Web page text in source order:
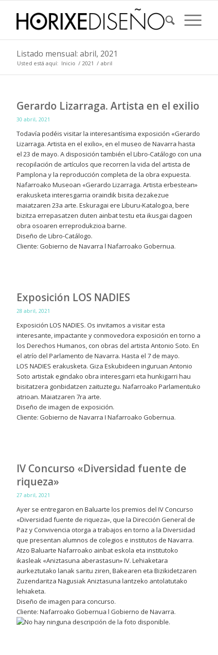
Listado mensual: abril, 2021
Usted está aquí: Inicio / 2021 / abril
Gerardo Lizarraga. Artista en el exilio
30 abril, 2021
Todavía podéis visitar la interesantísima exposición «Gerardo
Lizarraga. Artista en el exilio», en el museo de Navarra hasta
el 23 de mayo. A disposición también el Libro-Catálogo con una
recopilación de artículos que recorren la vida del artista de
Pamplona y la reproducción completa de la obra expuesta.
Nafarroako Museoan «Gerardo Lizarraga. Artista erbestean»
erakusketa interesgarria oraindik bisita dezakezue
maiatzaren 23a arte. Eskuragai ere Liburu-Katalogoa, bere
bizitza errepasatzen duten ainbat testu eta ikusgai dagoen
obra osoaren erreprodukzioa barne.
Diseño de Libro-Catálogo.
Cliente: Gobierno de Navarra l Nafarroako Gobernua.
Exposición LOS NADIES
28 abril, 2021
Exposición LOS NADIES. Os invitamos a visitar esta
interesante, impactante y conmovedora exposición en torno a
los Derechos Humanos, con obras del artista Antonio Soto. En
el atrío del Parlamento de Navarra. Hasta el 7 de mayo.
LOS NADIES erakusketa. Giza Eskubideen inguruan Antonio
Soto artistak egindako obra interesgarri eta hunkigarri hau
bisitatzera gonbidatzen zaituztegu. Nafarroako Parlamentuko
atrioan. Maiatzaren 7ra arte.
Diseño de imagen de exposición.
Cliente: Gobierno de Navarra I Nafarroako Gobernua.
IV Concurso «Diversidad fuente de
riqueza»
27 abril, 2021
Ayer se entregaron en Baluarte los premios del IV Concurso
«Diversidad fuente de riqueza», que la Dirección General de
Paz y Convivencia otorga a trabajos en torno a la Diversidad
que presentan alumnos de colegios e institutos de Navarra.
Atzo Baluarte Nafarroako ainbat eskola eta institutoko
ikasleak «Aniztasuna aberastasun» IV. Lehiaketara
aurkeztutako lanak saritu ziren, Bakearen eta Bizikidetzaren
Zuzendaritza Nagusiak Aniztasuna lantzeko antolatutako
lehiaketa.
Diseño de imagen para concurso.
Cliente: Nafarroako Gobernua l Gobierno de Navarra.